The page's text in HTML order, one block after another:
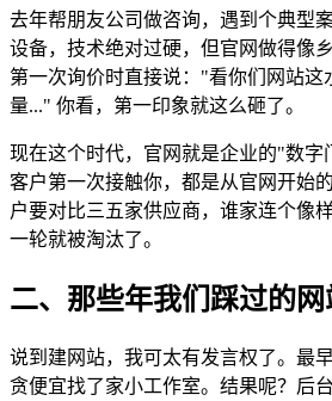
去年帮朋友公司做咨询，遇到个典型
设备，技术绝对过硬，但官网做得像
第一次询价时直接说："看你们网站这
量..." 你看，第一印象就这么砸了。
现在这个时代，官网就是企业的"数字
客户第一次接触你，都是从官网开始
户要对比三五家供应商，谁家连个像
一轮就被淘汰了。
二、那些年我们踩过的
说到建网站，我可太有发言权了。最
贪便宜找了家小工作室。结果呢？后